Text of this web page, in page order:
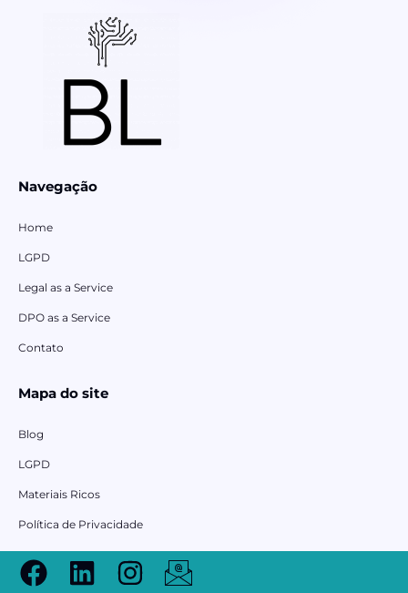
Navegação
Home
LGPD
Legal as a Service
DPO as a Service
Contato
Mapa do site
Blog
LGPD
Materiais Ricos
Política de Privacidade